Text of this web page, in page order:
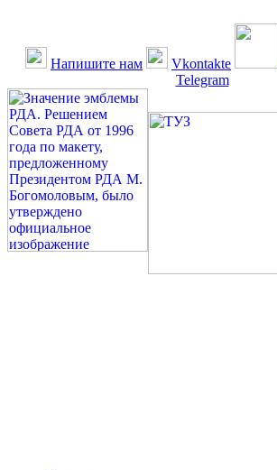
Напишите нам Vkontakte
Telegram